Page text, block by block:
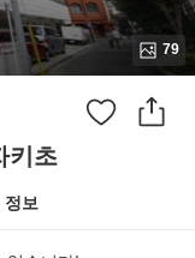
79
키초
정보